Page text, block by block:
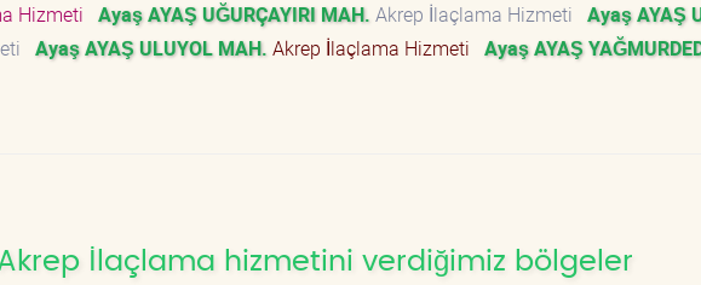
Hizmeti Ayaş AYAŞ UĞURÇAYIRI MAH. Akrep İlaçlama Hizmeti Ayaş AYAŞ
Ayaş AYAŞ ULUYOL MAH. Akrep İlaçlama Hizmeti Ayaş AYAŞ
İlaçlama hizmetini verdiğimiz bölgeler